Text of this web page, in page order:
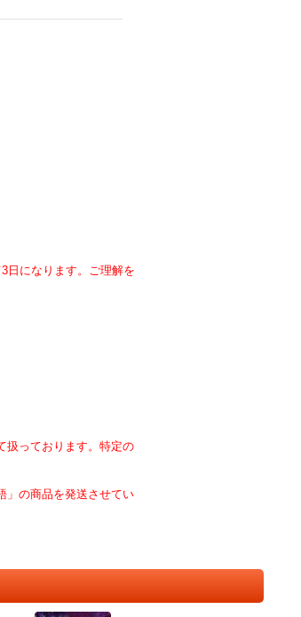
日になります。ご理解を
扱っております。特定の
」の商品を発送させてい